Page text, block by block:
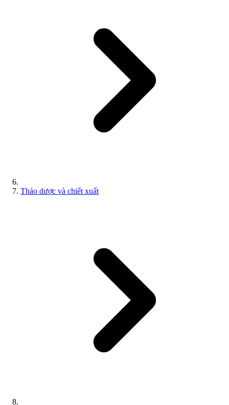
Thảo dược và chiết xuất